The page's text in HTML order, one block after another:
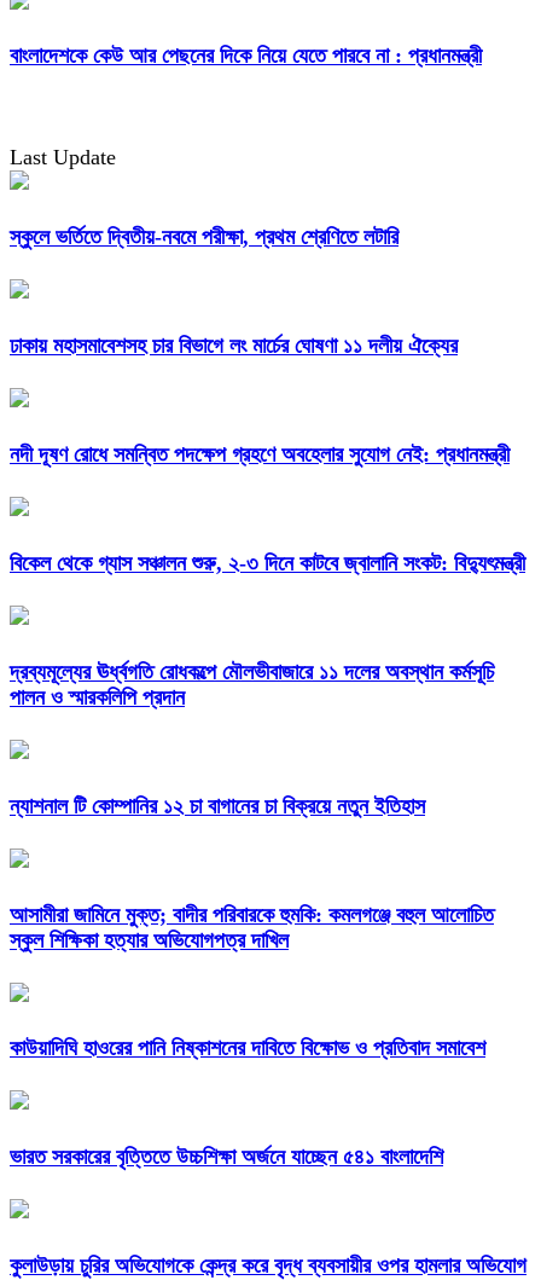
বাংলাদেশকে কেউ আর পেছনের দিকে নিয়ে যেতে পারবে না : প্রধানমন্ত্রী
Last Update
স্কুলে ভর্তিতে দ্বিতীয়-নবমে পরীক্ষা, প্রথম শ্রেণিতে লটারি
ঢাকায় মহাসমাবেশসহ চার বিভাগে লং মার্চের ঘোষণা ১১ দলীয় ঐক্যের
নদী দূষণ রোধে সমন্বিত পদক্ষেপ গ্রহণে অবহেলার সুযোগ নেই: প্রধানমন্ত্রী
বিকেল থেকে গ্যাস সঞ্চালন শুরু, ২-৩ দিনে কাটবে জ্বালানি সংকট: বিদ্যুৎমন্ত্রী
দ্রব্যমূল্যের ঊর্ধ্বগতি রোধকল্পে মৌলভীবাজারে ১১ দলের অবস্থান কর্মসূচি
পালন ও স্মারকলিপি প্রদান
ন্যাশনাল টি কোম্পানির ১২ চা বাগানের চা বিক্রয়ে নতুন ইতিহাস
আসামীরা জামিনে মুক্ত; বাদীর পরিবারকে হুমকি: কমলগঞ্জে বহুল আলোচিত
স্কুল শিক্ষিকা হত্যার অভিযোগপত্র দাখিল
কাউয়াদিঘি হাওরের পানি নিষ্কাশনের দাবিতে বিক্ষোভ ও প্রতিবাদ সমাবেশ
ভারত সরকারের বৃত্তিতে উচ্চশিক্ষা অর্জনে যাচ্ছেন ৫৪১ বাংলাদেশি
কুলাউড়ায় চুরির অভিযোগকে কেন্দ্র করে বৃদ্ধ ব্যবসায়ীর ওপর হামলার অভিযোগ